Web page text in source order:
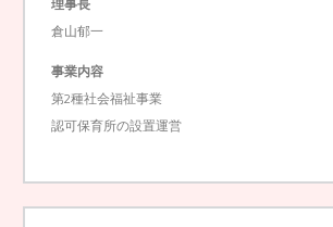
理事長
倉山郁一
事業内容
第2種社会福祉事業
認可保育所の設置運営